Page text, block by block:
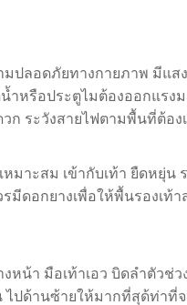
อดภัยทางกายภาพ มีแสง
หรือประตูไมต้องออกแรงม
ระวังสายไฟตามพื้นที่ต้อง
าะสม เข้ากับเท้า ยืดหยุ่น
มีดอกยางเพื่อให้พื้นรองเท้
อเท้าเอว บิดลำตัวช่วง
ปด้านซ้ายให้มากที่สุด้ท่าที่จ